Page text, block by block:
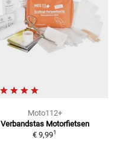
Moto112+
Verbandstas Motorfietsen
€ 9,991